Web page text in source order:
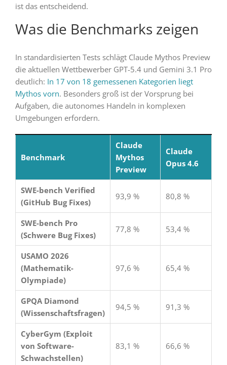
ist das entscheidend.
Was die Benchmarks zeigen
In standardisierten Tests schlägt Claude Mythos Preview
die aktuellen Wettbewerber GPT-5.4 und Gemini 3.1 Pro
deutlich: In 17 von 18 gemessenen Kategorien liegt
Mythos vorn. Besonders groß ist der Vorsprung bei
Aufgaben, die autonomes Handeln in komplexen
Umgebungen erfordern.
Benchmark
Claude
Mythos
Preview
Claude
Opus 4.6
SWE-bench Verified
(GitHub Bug Fixes)
93,9 % 80,8 %
SWE-bench Pro
(Schwere Bug Fixes)
77,8 % 53,4 %
USAMO 2026
(Mathematik-
Olympiade)
97,6 % 65,4 %
GPQA Diamond
(Wissenschaftsfragen)
94,5 % 91,3 %
CyberGym (Exploit
von Software-
Schwachstellen)
83,1 % 66,6 %